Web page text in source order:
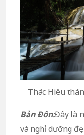
Thác Hiêu
Bản Đôn:Đây là
và nghỉ dưỡng